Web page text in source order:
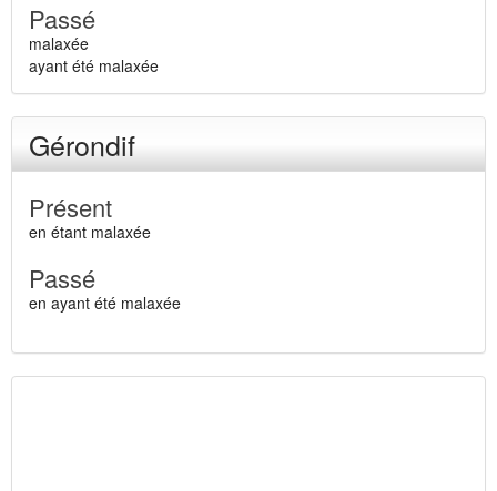
Passé
malaxée
ayant été malaxée
Gérondif
Présent
en étant malaxée
Passé
en ayant été malaxée